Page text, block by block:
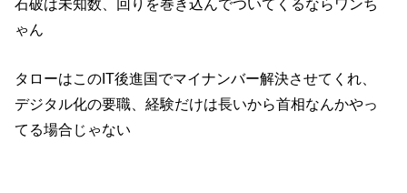
石破は未知数、回りを巻き込んでついてくるならワンち
ゃん
タローはこのIT後進国でマイナンバー解決させてくれ、
デジタル化の要職、経験だけは長いから首相なんかやっ
てる場合じゃない